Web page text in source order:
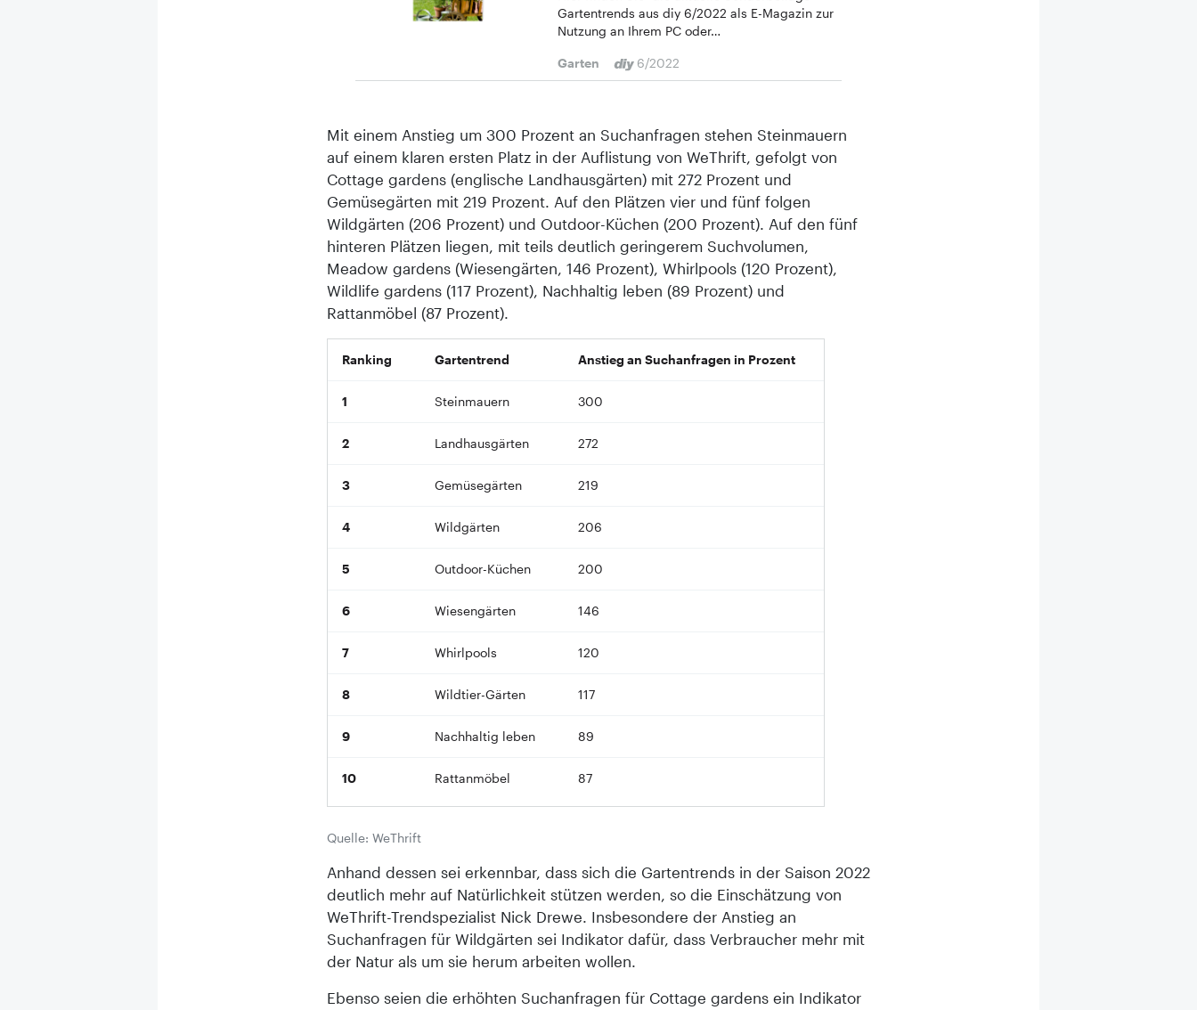
Gartentrends aus diy 6/2022 als E-Magazin zur
Nutzung an Ihrem PC oder…
Garten 6/2022
Mit einem Anstieg um 300 Prozent an Suchanfragen stehen Steinmauern
auf einem klaren ersten Platz in der Auflistung von WeThrift, gefolgt von
Cottage gardens (englische Landhausgärten) mit 272 Prozent und
Gemüsegärten mit 219 Prozent. Auf den Plätzen vier und fünf folgen
Wildgärten (206 Prozent) und Outdoor-Küchen (200 Prozent). Auf den fünf
hinteren Plätzen liegen, mit teils deutlich geringerem Suchvolumen,
Meadow gardens (Wiesengärten, 146 Prozent), Whirlpools (120 Prozent),
Wildlife gardens (117 Prozent), Nachhaltig leben (89 Prozent) und
Rattanmöbel (87 Prozent).
Ranking Gartentrend Anstieg an Suchanfragen in Prozent
1 Steinmauern 300
2 Landhausgärten 272
3 Gemüsegärten 219
4 Wildgärten 206
5 Outdoor-Küchen 200
6 Wiesengärten 146
7 Whirlpools 120
8 Wildtier-Gärten 117
9 Nachhaltig leben 89
10 Rattanmöbel 87
Quelle: WeThrift
Anhand dessen sei erkennbar, dass sich die Gartentrends in der Saison 2022
deutlich mehr auf Natürlichkeit stützen werden, so die Einschätzung von
WeThrift-Trendspezialist Nick Drewe. Insbesondere der Anstieg an
Suchanfragen für Wildgärten sei Indikator dafür, dass Verbraucher mehr mit
der Natur als um sie herum arbeiten wollen.
Ebenso seien die erhöhten Suchanfragen für Cottage gardens ein Indikator